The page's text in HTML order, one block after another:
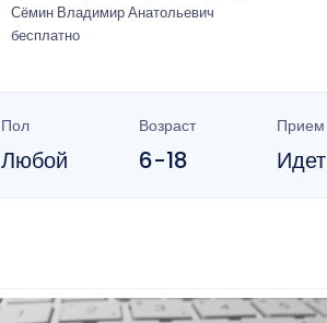
Сёмин Владимир Анатольевич
бесплатно
Пол
Любой
Возраст
6-18
Прием
Идет